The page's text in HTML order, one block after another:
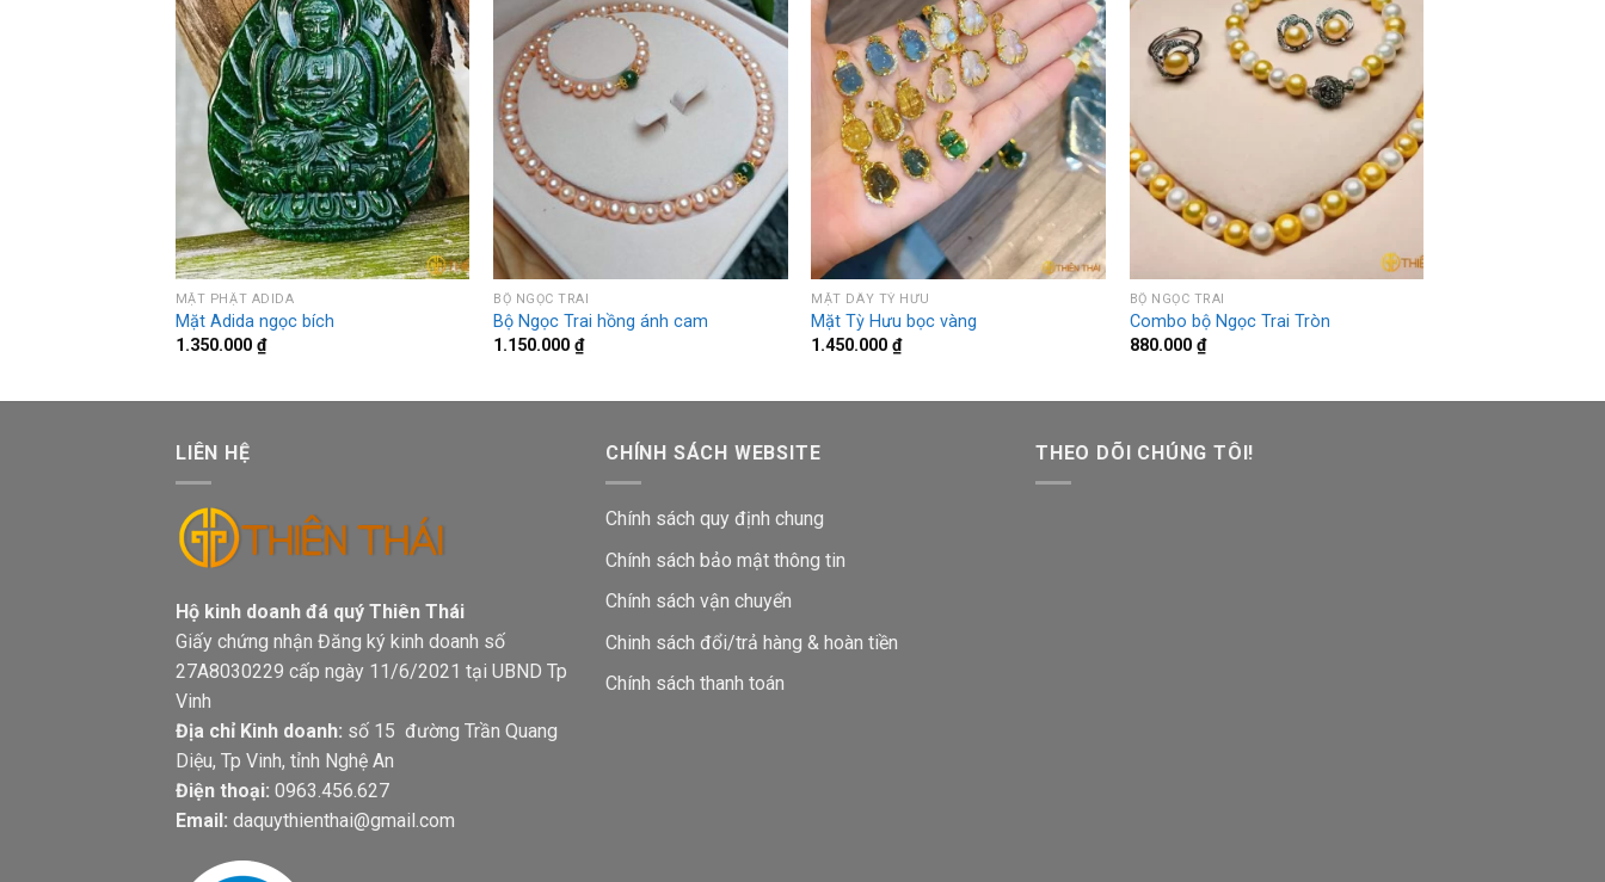
MẶT PHẬT ADIDA
Mặt Adida ngọc bích
1.350.000 ₫
BỘ NGỌC TRAI
Bộ Ngọc Trai hồng ánh cam
1.150.000₫
MẶT DÂY TỲ HƯU
Mặt Tỳ Hưu bọc vàng
1.450.000₫
BỘ NGỌC TRAI
Combo bộ Ngọc Trai Tròn
880.000 ₫
LIÊN HỆ
Hộ kinh doanh đá quý Thiên Thái
Giấy chứng nhận Đăng ký kinh doanh số
27A8030229 cấp ngày 11/6/2021 tại UBND Tp
Vinh
Địa chỉ Kinh doanh: số 15 đường Trần Quang
Diệu, Tp Vinh, tỉnh Nghệ An
Điện thoại: 0963.456.627
Email: daquythienthai@gmail.com
CHÍNH SÁCH WEBSITE
Chính sách quy định chung
Chính sách bảo mật thông tin
Chính sách vận chuyển
Chinh sách đổi/trả hàng & hoàn tiền
Chính sách thanh toán
THEO DÕI CHÚNG TÔI!